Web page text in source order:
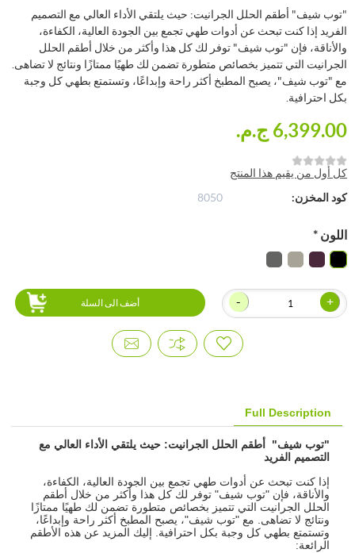
"توب شيف" أطقم الحلل الجرانيت: حيث يلتقي الأداء العالي مع التصميم
الفريد إذا كنت تبحث عن أدوات طهي تجمع بين الجودة العالية، الكفاءة،
والأناقة، فإن "توب شيف" توفر لك كل هذا وأكثر من خلال أطقم الحلل
الجرانيت التي تتميز بخصائص متطورة تضمن لك طهيًا ممتازًا ونتائج لا تضاهى.
مع "توب شيف"، يصبح المطبخ أكثر راحة وإبداعًا، وتستمتع بطهي كل وجبة
بكل احترافية.
6,399.00 ج.م.‏
كل أول من يقيم هذا المنتج
كود المخزن:
8050
اللون *
+
- أضف الى السلة
Full Description
"توب شيف" أطقم الحلل الجرانيت: حيث يلتقي الأداء العالي مع
التصميم الفريد
إذا كنت تبحث عن أدوات طهي تجمع بين الجودة العالية، الكفاءة،
والأناقة، فإن "توب شيف" توفر لك كل هذا وأكثر من خلال أطقم
الحلل الجرانيت التي تتميز بخصائص متطورة تضمن لك طهيًا ممتازًا
ونتائج لا تضاهى. مع "توب شيف"، يصبح المطبخ أكثر راحة وإبداعًا،
وتستمتع بطهي كل وجبة بكل احترافية. إليك المزيد عن هذه الأطقم
الرائعة: